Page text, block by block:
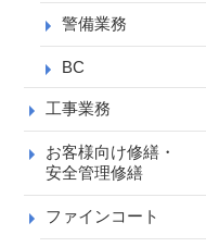
警備業務
BC
工事業務
お客様向け修繕・
安全管理修繕
ファインコート